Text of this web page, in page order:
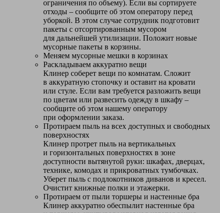
ограничения по объему). Если вы сортируете
отходы – сообщите об этом оператору перед
уборкой. В этом случае сотрудник подготовит
пакеты с отсортированным мусором
для дальнейшей утилизации. Положит новые
мусорные пакеты в корзины.
Меняем мусорные мешки в корзинах
Раскладываем аккуратно вещи
Клинер соберет вещи по комнатам. Сложит
в аккуратную стопочку и оставит на кровати
или стуле. Если вам требуется разложить вещи
по цветам или развесить одежду в шкафу –
сообщите об этом нашему оператору
при оформлении заказа.
Протираем пыль на всех доступных и свободных
поверхностях
Клинер протрет пыль на вертикальных
и горизонтальных поверхностях в зоне
доступности вытянутой руки: шкафах, дверцах,
технике, комодах и прикроватных тумбочках.
Уберет пыль с подлокотников диванов и кресел.
Очистит книжные полки и этажерки.
Протираем от пыли торшеры и настенные бра
Клинер аккуратно обеспылит настенные бра